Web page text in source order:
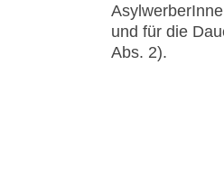
und für die
Abs. 2).